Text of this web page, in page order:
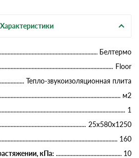
Характеристики
Белтермо
Floor
Тепло-звукоизоляционная плита
м2
1
25х580х1250
160
кПа:
10